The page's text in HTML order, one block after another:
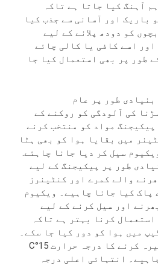
آہنگ کیا جاتا ہے تاکہ
باریک اور آسانی سے جذب کیا
کو دودھ پلانے کے لیے
اسے کافی یا کالی چائے
طور پر بھی استعمال کیا جا
طور پر عام
کی آلودگی کو روکنے کے
مواد کو منتخب کرنے
میں بقایا ہوا کو بھی ہٹا
سیل کر دیا جانا چاہئے.
طور پر پیکیجنگ کے لیے
والے کمرے اور کنٹینرز
پاک کیا جانا چاہیے۔ ویکیوم
اور سیل کرنے کے لیے
کرنا بہتر ہے تاکہ
میں ہوا کو دور کیا جا سکے۔
میٹھا گاڑھا دودھ ذخیرہ کرنے کا درجہ حرارت 15°C
انتہائی اعلی درجہ